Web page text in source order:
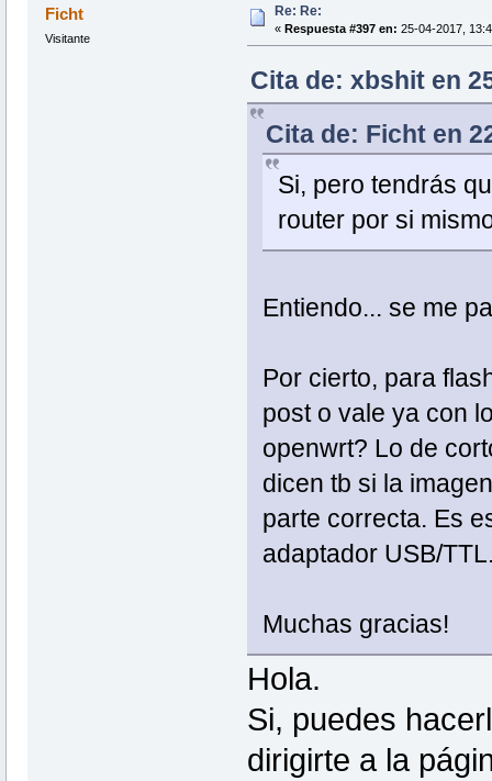
Ficht
Visitante
Re: Re:
« Respuesta #397 en: 25-04-2017,
Cita de: xbshit en
Cita de: Ficht en
Si, pero tendrás
router por si
Entiendo... se me
Por cierto, para
post o vale ya con
openwrt? Lo de
dicen tb si la
parte correcta. Es
adaptador USB/
Muchas gracias!
Hola.
Si, puedes
dirigirte a la